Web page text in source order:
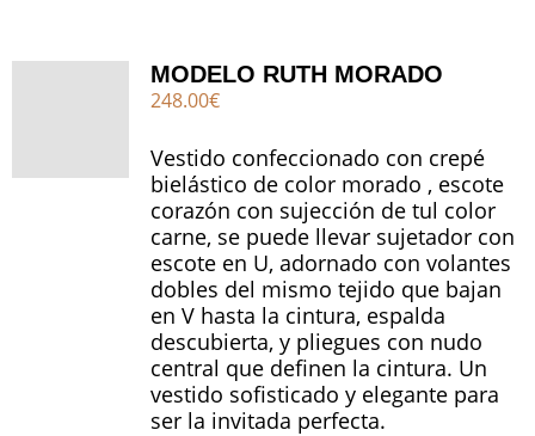
MODELO RUTH MORADO
248.00€
Vestido confeccionado con crepé
bielástico de color morado , escote
corazón con sujección de tul color
carne, se puede llevar sujetador con
escote en U, adornado con volantes
dobles del mismo tejido que bajan
en V hasta la cintura, espalda
descubierta, y pliegues con nudo
central que definen la cintura. Un
vestido sofisticado y elegante para
ser la invitada perfecta.